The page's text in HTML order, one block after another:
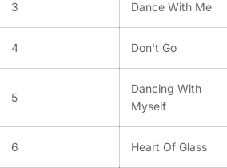
3 Dance With Me
4 Don't Go
5
Dancing With
Myself
6 Heart Of Glass